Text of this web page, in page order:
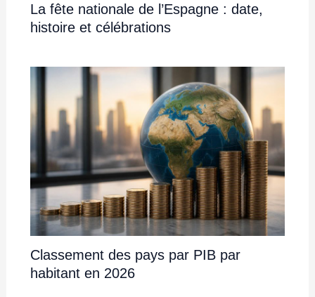
La fête nationale de l’Espagne : date,
histoire et célébrations
Classement des pays par PIB par
habitant en 2026